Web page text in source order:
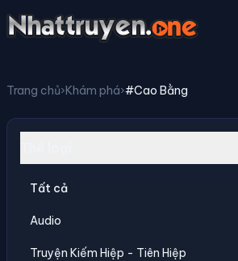
Trang chủ›Khám phá›#Cao Bằng
Tất cả
Audio
Truyện Kiếm Hiệp - Tiên Hiệp